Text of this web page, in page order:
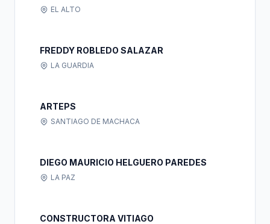
EL ALTO
FREDDY ROBLEDO SALAZAR
LA GUARDIA
ARTEPS
SANTIAGO DE MACHACA
DIEGO MAURICIO HELGUERO PAREDES
LA PAZ
CONSTRUCTORA VITIAGO